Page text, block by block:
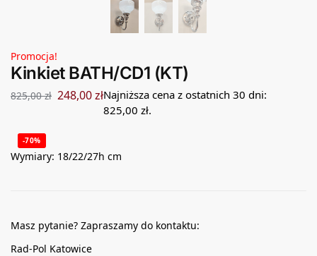
Promocja!
Kinkiet BATH/CD1 (KT)
825,00zł 248,00złNajniższa cena z ostatnich 30 dni:
825,00 zł.
-70%
Wymiary: 18/22/27h cm
Masz pytanie? Zapraszamy do kontaktu:
Rad-Pol Katowice